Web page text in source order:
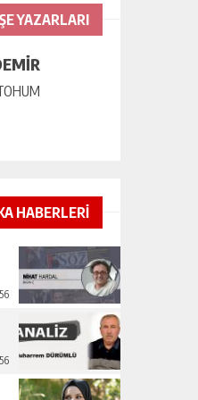
YAZARLARI
HABERLERİ